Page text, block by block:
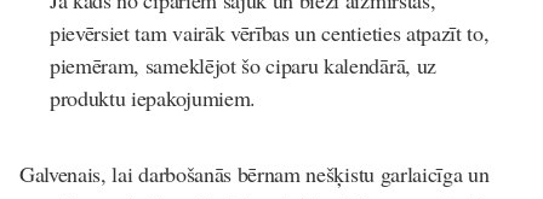
pievērsiet tam vairāk vērības un centieties atpazīt to,
piemēram, sameklējot šo ciparu kalendārā, uz
produktu iepakojumiem.
Galvenais, lai darbošanās bērnam nešķistu garlaicīga un